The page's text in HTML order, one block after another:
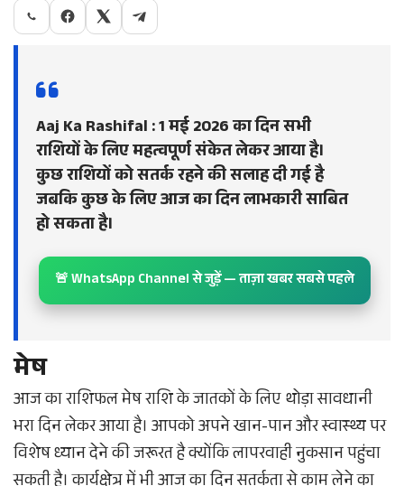
Aaj Ka Rashifal : 1 मई 2026 का दिन सभी
राशियों के लिए महत्वपूर्ण संकेत लेकर आया है।
कुछ राशियों को सतर्क रहने की सलाह दी गई है
जबकि कुछ के लिए आज का दिन लाभकारी साबित
हो सकता है।
🚨 WhatsApp Channel से जुड़ें — ताज़ा खबर सबसे पहले
मेष
आज का राशिफल मेष राशि के जातकों के लिए थोड़ा सावधानी
भरा दिन लेकर आया है। आपको अपने खान-पान और स्वास्थ्य पर
विशेष ध्यान देने की जरूरत है क्योंकि लापरवाही नुकसान पहुंचा